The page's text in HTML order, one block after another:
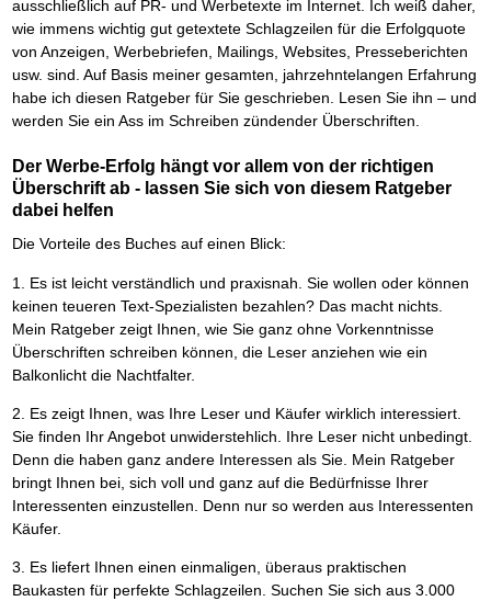
ausschließlich auf PR- und Werbetexte im Internet. Ich weiß daher,
wie immens wichtig gut getextete Schlagzeilen für die Erfolgquote
von Anzeigen, Werbebriefen, Mailings, Websites, Presseberichten
usw. sind. Auf Basis meiner gesamten, jahrzehntelangen Erfahrung
habe ich diesen Ratgeber für Sie geschrieben. Lesen Sie ihn – und
werden Sie ein Ass im Schreiben zündender Überschriften.
Der Werbe-Erfolg hängt vor allem von der richtigen
Überschrift ab - lassen Sie sich von diesem Ratgeber
dabei helfen
Die Vorteile des Buches auf einen Blick:
1. Es ist leicht verständlich und praxisnah. Sie wollen oder können
keinen teueren Text-Spezialisten bezahlen? Das macht nichts.
Mein Ratgeber zeigt Ihnen, wie Sie ganz ohne Vorkenntnisse
Überschriften schreiben können, die Leser anziehen wie ein
Balkonlicht die Nachtfalter.
2. Es zeigt Ihnen, was Ihre Leser und Käufer wirklich interessiert.
Sie finden Ihr Angebot unwiderstehlich. Ihre Leser nicht unbedingt.
Denn die haben ganz andere Interessen als Sie. Mein Ratgeber
bringt Ihnen bei, sich voll und ganz auf die Bedürfnisse Ihrer
Interessenten einzustellen. Denn nur so werden aus Interessenten
Käufer.
3. Es liefert Ihnen einen einmaligen, überaus praktischen
Baukasten für perfekte Schlagzeilen. Suchen Sie sich aus 3.000